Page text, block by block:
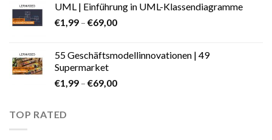
UML | Einführung in UML-Klassendiagramme
€1,99 – €69,00
55 Geschäftsmodellinnovationen | 49
Supermarket
€1,99 – €69,00
TOP RATED